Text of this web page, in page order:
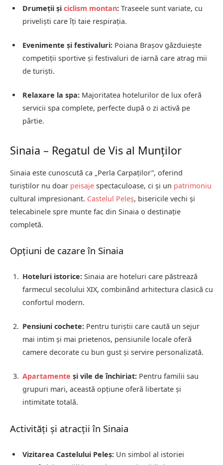
Drumeții și ciclism montan: Traseele sunt variate, cu
priveliști care îți taie respirația.
Evenimente și festivaluri: Poiana Brașov găzduiește
competiții sportive și festivaluri de iarnă care atrag mii
de turiști.
Relaxare la spa: Majoritatea hotelurilor de lux oferă
servicii spa complete, perfecte după o zi activă pe
pârtie.
Sinaia – Regatul de Vis al Munților
Sinaia este cunoscută ca „Perla Carpaților”, oferind
turiștilor nu doar peisaje spectaculoase, ci și un patrimoniu
cultural impresionant. Castelul Peleș, bisericile vechi și
telecabinele spre munte fac din Sinaia o destinație
completă.
Opțiuni de cazare în Sinaia
Hoteluri istorice: Sinaia are hoteluri care păstrează
farmecul secolului XIX, combinând arhitectura clasică cu
confortul modern.
Pensiuni cochete: Pentru turiștii care caută un sejur
mai intim și mai prietenos, pensiunile locale oferă
camere decorate cu bun gust și servire personalizată.
Apartamente și vile de închiriat: Pentru familii sau
grupuri mari, această opțiune oferă libertate și
intimitate totală.
Activități și atracții în Sinaia
Vizitarea Castelului Peleș: Un simbol al istoriei